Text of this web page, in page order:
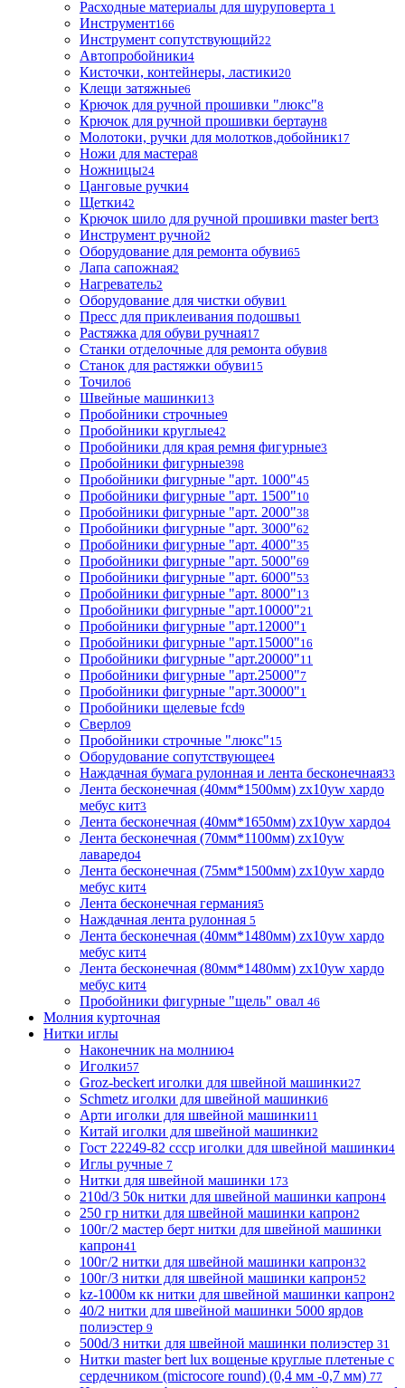
Расходные материалы для шуруповерта 1
Инструмент166
Инструмент сопутствующий22
Автопробойники4
Кисточки, контейнеры, ластики20
Клещи затяжные6
Крючок для ручной прошивки "люкс"8
Крючок для ручной прошивки бертаун8
Молотоки, ручки для молотков,добойник17
Ножи для мастера8
Ножницы24
Цанговые ручки4
Щетки42
Крючок шило для ручной прошивки master bert3
Инструмент ручной2
Оборудование для ремонта обуви65
Лапа сапожная2
Нагреватель2
Оборудование для чистки обуви1
Пресс для приклеивания подошвы1
Растяжка для обуви ручная17
Станки отделочные для ремонта обуви8
Станок для растяжки обуви15
Точило6
Швейные машинки13
Пробойники строчные9
Пробойники круглые42
Пробойники для края ремня фигурные3
Пробойники фигурные398
Пробойники фигурные "арт. 1000"45
Пробойники фигурные "арт. 1500"10
Пробойники фигурные "арт. 2000"38
Пробойники фигурные "арт. 3000"62
Пробойники фигурные "арт. 4000"35
Пробойники фигурные "арт. 5000"69
Пробойники фигурные "арт. 6000"53
Пробойники фигурные "арт. 8000"13
Пробойники фигурные "арт.10000"21
Пробойники фигурные "арт.12000"1
Пробойники фигурные "арт.15000"16
Пробойники фигурные "арт.20000"11
Пробойники фигурные "арт.25000"7
Пробойники фигурные "арт.30000"1
Пробойники щелевые fcd9
Сверло9
Пробойники строчные "люкс"15
Оборудование сопутствующее4
Наждачная бумага рулонная и лента бесконечная33
Лента бесконечная (40мм*1500мм) zx10yw хардо
мебус кит3
Лента бесконечная (40мм*1650мм) zx10yw хардо4
Лента бесконечная (70мм*1100мм) zx10yw
лаваредо4
Лента бесконечная (75мм*1500мм) zx10yw хардо
мебус кит4
Лента бесконечная германия5
Наждачная лента рулонная 5
Лента бесконечная (40мм*1480мм) zx10yw хардо
мебус кит4
Лента бесконечная (80мм*1480мм) zx10yw хардо
мебус кит4
Пробойники фигурные "щель" овал 46
Молния курточная
Нитки иглы
Наконечник на молнию4
Иголки57
Groz-beckert иголки для швейной машинки27
Schmetz иголки для швейной машинки6
Арти иголки для швейной машинки11
Китай иголки для швейной машинки2
Гост 22249-82 ссср иголки для швейной машинки4
Иглы ручные 7
Нитки для швейной машинки 173
210d/3 50к нитки для швейной машинки капрон4
250 гр нитки для швейной машинки капрон2
100г/2 мастер берт нитки для швейной машинки
капрон41
100г/2 нитки для швейной машинки капрон32
100г/3 нитки для швейной машинки капрон52
kz-1000м кк нитки для швейной машинки капрон2
40/2 нитки для швейной машинки 5000 ярдов
полиэстер 9
500d/3 нитки для швейной машинки полиэстер 31
Нитки master bert lux вощеные круглые плетеные с
сердечником (microcore round) (0,4 мм -0,7 мм) 77